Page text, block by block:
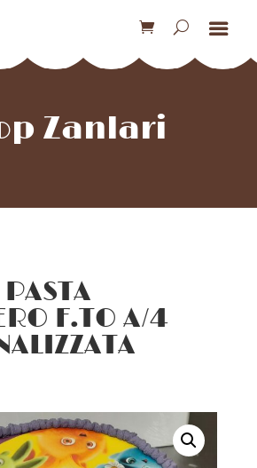
Zanlari
F.TO A/4